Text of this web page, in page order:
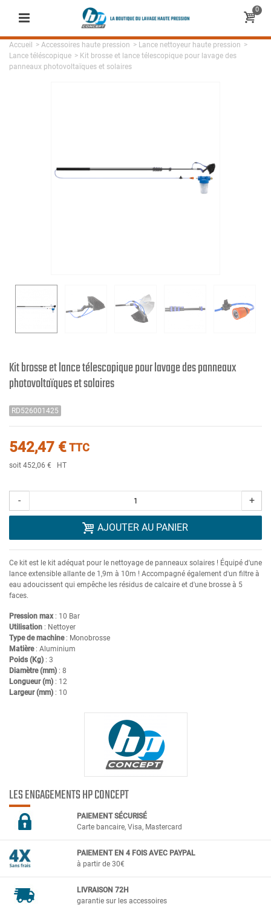
0
Accueil > Accessoires haute pression > Lance nettoyeur haute pression >
Lance téléscopique > Kit brosse et lance télescopique pour lavage des
panneaux photovoltaïques et solaires
Kit brosse et lance télescopique pour lavage des panneaux
photovoltaïques et solaires
RD526001425
542,47 €TTC
soit 452,06 € HT
- +
AJOUTER AU PANIER
Ce kit est le kit adéquat pour le nettoyage de panneaux solaires ! Équipé d'une
lance extensible allante de 1,9m à 10m ! Accompagné également d'un filtre à
eau adoucissent qui empêche les résidus de calcaire et d'une brosse à 5
faces.
Pression max: 10 Bar
Utilisation : Nettoyer
Type de machine: Monobrosse
Matière: Aluminium
Poids (Kg) : 3
Diamètre (mm) : 8
Longueur (m) : 12
Largeur (mm) : 10
LES ENGAGEMENTS HP CONCEPT
PAIEMENT SÉCURISÉ
Carte bancaire, Visa, Mastercard
PAIEMENT EN 4 FOIS AVEC PAYPAL
à partir de 30€
LIVRAISON 72H
garantie sur les accessoires